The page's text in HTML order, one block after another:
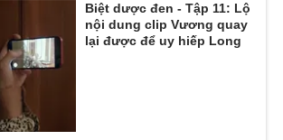
Biệt dược đen - Tập 11: Lộ
nội dung clip Vương quay
lại được để uy hiếp Long